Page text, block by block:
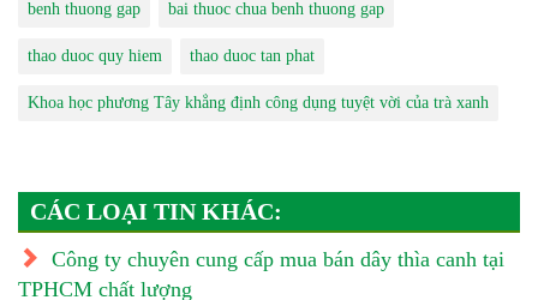
benh thuong gap bai thuoc chua benh thuong gap
thao duoc quy hiem thao duoc tan phat
Khoa học phương Tây khẳng định công dụng tuyệt vời của trà xanh
CÁC LOẠI TIN KHÁC:
Công ty chuyên cung cấp mua bán dây thìa canh tại
TPHCM chất lượng